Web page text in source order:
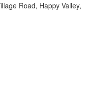
Road, Happy Valley,